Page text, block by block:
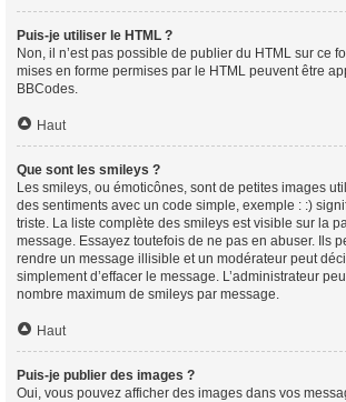
Puis-je utiliser le HTML ?
Non, il n’est pas possible de publier du HTML sur ce
mises en forme permises par le HTML peuvent être
BBCodes.
Haut
Que sont les smileys ?
Les smileys, ou émoticônes, sont de petites images
des sentiments avec un code simple, exemple : :)
triste. La liste complète des smileys est visible sur la
message. Essayez toutefois de ne pas en abuser. Ils
rendre un message illisible et un modérateur peut
simplement d’effacer le message. L’administrateur
nombre maximum de smileys par message.
Haut
Puis-je publier des images ?
Oui, vous pouvez afficher des images dans vos